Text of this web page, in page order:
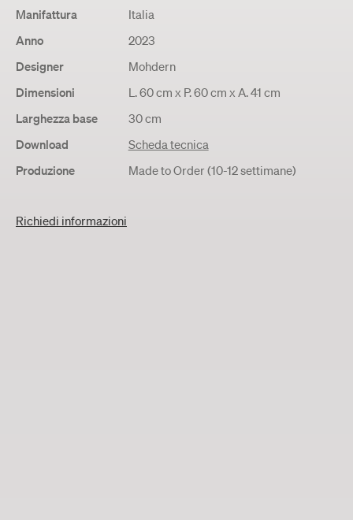
Manifattura
Italia
Anno
2023
Designer
Mohdern
Dimensioni
L. 60 cm x P. 60 cm x A. 41 cm
Larghezza base
30 cm
Download
Scheda tecnica
Produzione
Made to Order (10-12 settimane)
Richiedi informazioni